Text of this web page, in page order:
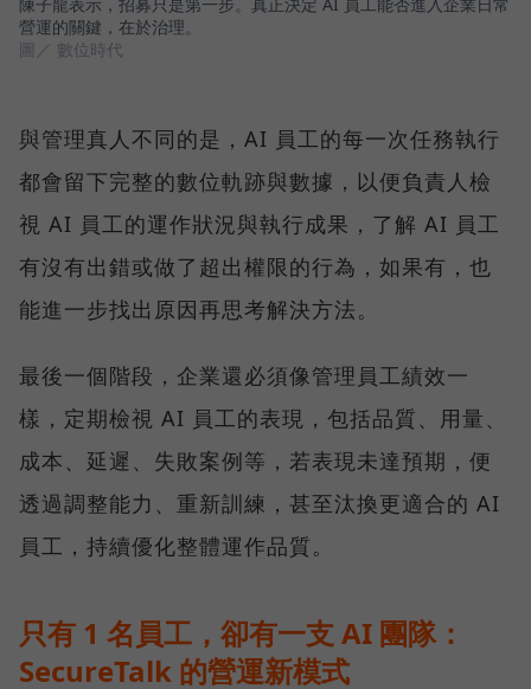
營運的關鍵，在於治理。
圖／ 數位時代
與管理真人不同的是，AI 員工的每一次任務執行
都會留下完整的數位軌跡與數據，以便負責人檢
視 AI 員工的運作狀況與執行成果，了解 AI 員工
有沒有出錯或做了超出權限的行為，如果有，也
能進一步找出原因再思考解決方法。
最後一個階段，企業還必須像管理員工績效一
樣，定期檢視 AI 員工的表現，包括品質、用量、
成本、延遲、失敗案例等，若表現未達預期，便
透過調整能力、重新訓練，甚至汰換更適合的 AI
員工，持續優化整體運作品質。
只有 1 名員工，卻有一支 AI 團隊：
SecureTalk 的營運新模式